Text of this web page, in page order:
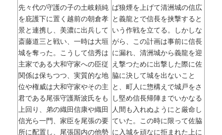
先々代の守護の子の土岐頼純
を庇護下に置く越前の朝倉孝
景と連携し、美濃に出兵して
斎藤道三と戦い、一時は大垣
城を奪った。こうして信秀は
主家である大和守家への臣従
関係は保ちつつ、実質的な地
位や権威は大和守家やその主
君である尾張守護斯波氏をも
上回り、弟の織田信康や織田
信光ら一門、家臣を尾張の要
所に配置し、尾張国内の他勢
ば狼煙を上げて清洲城の信広
と義龍とで信長を挟撃すると
いう作戦を立てる。しかしな
がら、この計画は事前に信長
に漏れ、清洲城から義龍を迎
え撃つために出撃した際に佐
脇に決して城を出ないこと
と、町人に惣構えで城戸をさ
し堅め信長帰陣までいかなる
人間も入れぬようにと厳命し
ていた。この時に限って佐脇
に入城を頑なに拒まれた上に